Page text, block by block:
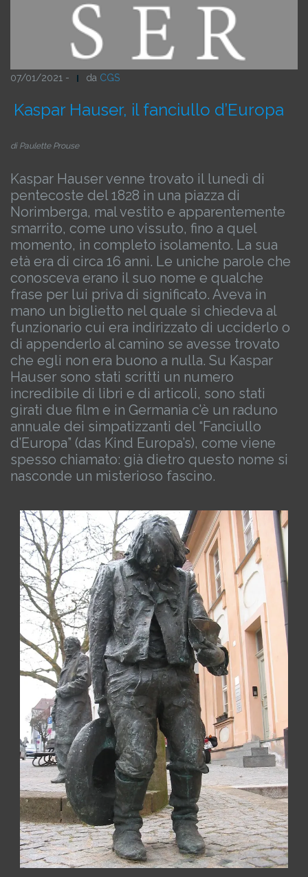
07/01/2021 - da CGS
Kaspar Hauser, il fanciullo d’Europa
di Paulette Prouse
Kaspar Hauser venne trovato il lunedì di
pentecoste del 1828 in una piazza di
Norimberga, mal vestito e apparentemente
smarrito, come uno vissuto, fino a quel
momento, in completo isolamento. La sua
età era di circa 16 anni. Le uniche parole che
conosceva erano il suo nome e qualche
frase per lui priva di significato. Aveva in
mano un biglietto nel quale si chiedeva al
funzionario cui era indirizzato di ucciderlo o
di appenderlo al camino se avesse trovato
che egli non era buono a nulla. Su Kaspar
Hauser sono stati scritti un numero
incredibile di libri e di articoli, sono stati
girati due film e in Germania c’è un raduno
annuale dei simpatizzanti del “Fanciullo
d’Europa” (das Kind Europa’s), come viene
spesso chiamato: già dietro questo nome si
nasconde un misterioso fascino.